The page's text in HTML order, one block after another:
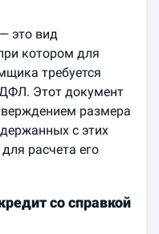
это вид
котором для
требуется
Этот документ
размера
с этих
расчета его
со справкой